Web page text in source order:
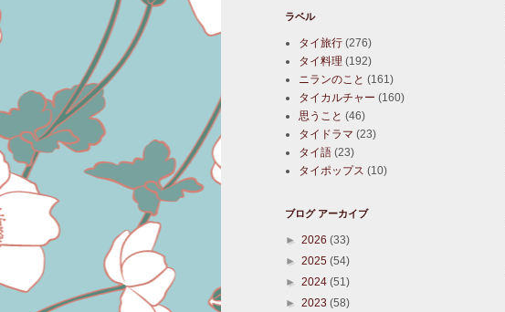
ラベル
タイ旅行 (276)
タイ料理 (192)
ニランのこと (161)
タイカルチャー (160)
思うこと (46)
タイドラマ (23)
タイ語 (23)
タイポップス (10)
ブログ アーカイブ
► 2026 (33)
► 2025 (54)
► 2024 (51)
► 2023 (58)